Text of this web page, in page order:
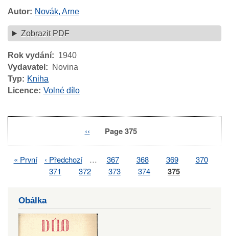
Autor Novák, Arne
Zobrazit PDF
Rok vydání
1940
Vydavatel
Novina
Typ
Kniha
Licence Volné dílo
Previous
‹‹ Page 375
Pagination
First
« První
Previous
page
‹ Předchozí … Page
367 Page
368 Page
369 Page
370
Page
371 Page
372 Page
373 Page
374 Page
375
Obálka